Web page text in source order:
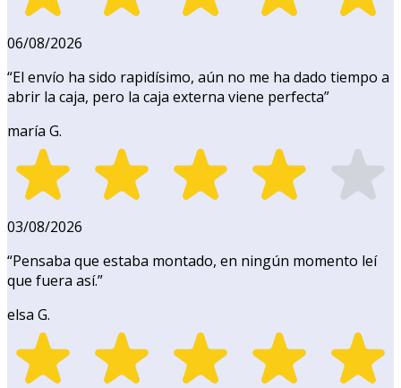
06/08/2026
“El envío ha sido rapidísimo, aún no me ha dado tiempo a
abrir la caja, pero la caja externa viene perfecta”
maría G.
03/08/2026
“Pensaba que estaba montado, en ningún momento leí
que fuera así.”
elsa G.